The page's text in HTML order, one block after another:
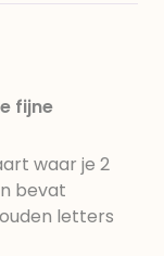
emulgator:
de activiteit en
34%
gluten
fijne
waar je 2
bevat
letters